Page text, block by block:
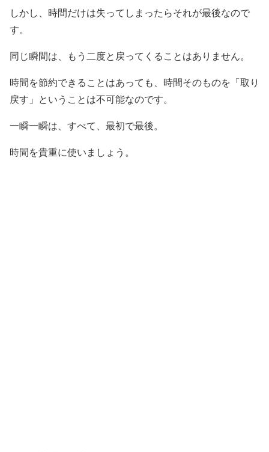
しかし、時間だけは失ってしまったらそれが最後なので
す。
同じ瞬間は、もう二度と戻ってくることはありません。
時間を節約できることはあっても、時間そのものを「取り
戻す」ということは不可能なのです。
一瞬一瞬は、すべて、最初で最後。
時間を貴重に使いましょう。